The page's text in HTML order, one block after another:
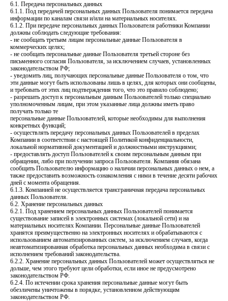
6.1. Передача персональных данных
6.1.1. Под передачей персональных данных Пользователя понимается передача
информации по каналам связи и/или на материальных носителях.
6.1.2. При передаче персональных данных Пользователя работники Компании
должны соблюдать следующие требования:
- не сообщать третьим лицам персональные данные Пользователя в
коммерческих целях;
- не сообщать персональные данные Пользователя третьей стороне без
письменного согласия Пользователя, за исключением случаев, установленных
законодательством РФ;
- уведомить лиц, получающих персональные данные Пользователя о том, что
эти данные могут быть использованы лишь в целях, для которых они сообщены,
и требовать от этих лиц подтверждения того, что это правило соблюдено;
- разрешать доступ к персональным данным Пользователей только специально
уполномоченным лицам, при этом указанные лица должны иметь право
получать только те
персональные данные Пользователей, которые необходимы для выполнения
конкретных функций;
- осуществлять передачу персональных данных Пользователей в пределах
Компании в соответствии с настоящей Политикой конфиденциальности,
локальной нормативной документацией и должностными инструкциями;
- предоставлять доступ Пользователей к своим персональным данным при
обращении, либо при получении запроса Пользователя. Компания обязана
сообщить Пользователю информацию о наличии персональных данных о нем, а
также предоставить возможность ознакомления с ними в течение десяти рабочих
дней с момента обращения.
6.1.3. Компанией не осуществляется трансграничная передача персональных
данных Пользователя.
6.2. Хранение персональных данных
6.2.1. Под хранением персональных данных Пользователей понимается
существование записей в электронных системах (локальной сети) и на
материальных носителях Компании. Персональные данные Пользователей
хранятся преимущественно на электронных носителях и обрабатываются с
использованием автоматизированных систем, за исключением случаев, когда
неавтоматизированная обработка персональных данных необходима в связи с
исполнением требований законодательства.
6.2.2. Хранение персональных данных Пользователей может осуществляться не
дольше, чем этого требуют цели обработки, если иное не предусмотрено
законодательством РФ.
6.2.4. По истечении срока хранения персональные данные могут быть
обезличены уничтожены в порядке, установленном действующим
законодательством РФ.